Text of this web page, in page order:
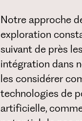
Notre approche
exploration
suivant de près
intégration dans
les considérer
technologies de
artificielle,